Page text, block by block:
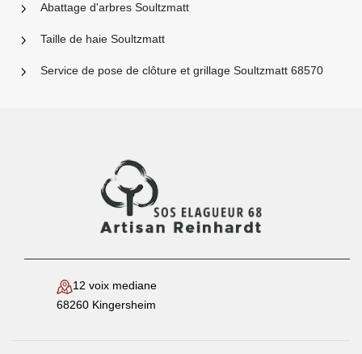
Abattage d'arbres Soultzmatt
Taille de haie Soultzmatt
Service de pose de clôture et grillage Soultzmatt 68570
12 voix mediane
68260 Kingersheim